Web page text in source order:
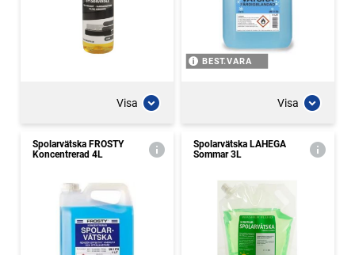
Visa
BEST.VARA
Visa
Spolarvätska FROSTY
Koncentrerad 4L
Spolarvätska LAHEGA
Sommar 3L